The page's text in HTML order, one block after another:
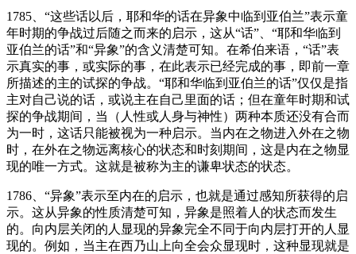
1785、“这些话以后，耶和华的话在异象中临到亚伯兰”表示童
年时期的争战过后随之而来的启示，这从“话”、“耶和华临到
亚伯兰的话”和“异象”的含义清楚可知。在希伯来语，“话”表
示真实的事，或实际的事，在此表示已经完成的事，即前一章
所描述的主的试探的争战。“耶和华临到亚伯兰的话”仅仅是指
主对自己说的话，或说主在自己里面的话；但在童年时期和试
探的争战期间，当（人性或人身与神性）两种本质还没有合而
为一时，这话只能被视为一种启示。当内在之物进入外在之物
时，在外在之物远离核心的状态和时刻期间，这是内在之物显
现的唯一方式。这就是被称为主的谦卑状态的状态。
1786、“异象”表示至内在的启示，也就是通过感知所获得的启
示。这从异象的性质清楚可知，异象是照着人的状态而发生
的。向内层关闭的人显现的异象完全不同于向内层打开的人显
现的。例如，当主在西乃山上向全会众显现时，这种显现就是